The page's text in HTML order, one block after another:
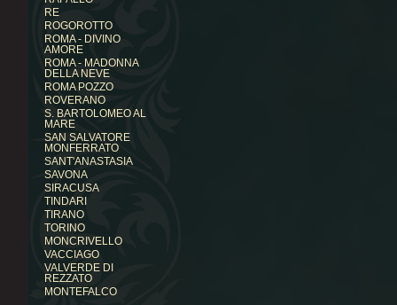
RE
ROGOROTTO
ROMA - DIVINO
AMORE
ROMA - MADONNA
DELLA NEVE
ROMA POZZO
ROVERANO
S. BARTOLOMEO AL
MARE
SAN SALVATORE
MONFERRATO
SANT'ANASTASIA
SAVONA
SIRACUSA
TINDARI
TIRANO
TORINO
MONCRIVELLO
VACCIAGO
VALVERDE DI
REZZATO
MONTEFALCO